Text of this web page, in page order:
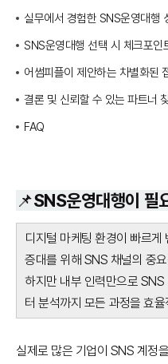
실무에서 경험한 SNS운영대행
SNS운영대행 선택 시 체크포인
어썸피플이 제안하는 차별화된
결론 및 신뢰할 수 있는 파트너
FAQ
📌SNS운영대행이 필
디지털 마케팅 환경이 빠르
증대를 위해 SNS 채널의 중
하지만 내부 인력만으로
터 분석까지 모든 과정을 효
실제로 많은 기업이 SNS 계정